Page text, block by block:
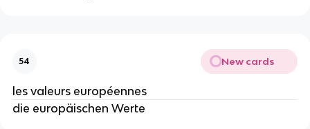
54 New cards
les valeurs européennes
die europäischen Werte